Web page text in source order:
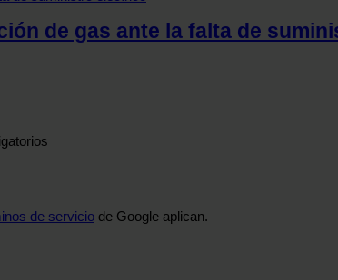
de gas ante la falta de
de servicio de Google aplican.